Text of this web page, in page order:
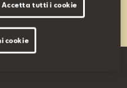
Accetta tutti i cookie
cookie